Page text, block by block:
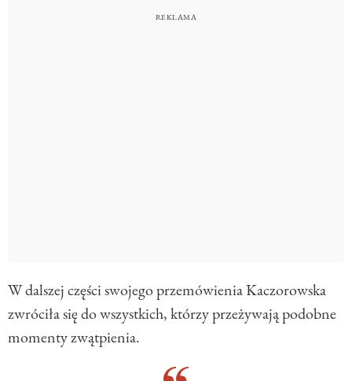
W dalszej części swojego przemówienia Kaczorowska
zwróciła się do wszystkich, którzy przeżywają podobne
momenty zwątpienia.